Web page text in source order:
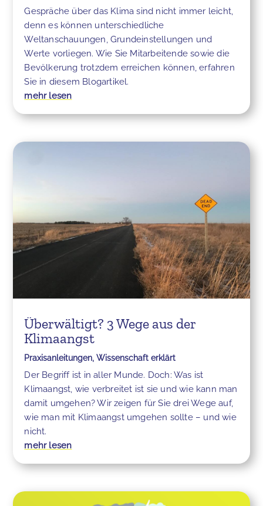
Gespräche über das Klima sind nicht immer leicht,
denn es können unterschiedliche
Weltanschauungen, Grundeinstellungen und
Werte vorliegen. Wie Sie Mitarbeitende sowie die
Bevölkerung trotzdem erreichen können, erfahren
Sie in diesem Blogartikel.
mehr lesen
Überwältigt? 3 Wege aus der
Klimaangst
Praxisanleitungen,Wissenschaft erklärt
Der Begriff ist in aller Munde. Doch: Was ist
Klimaangst, wie verbreitet ist sie und wie kann man
damit umgehen? Wir zeigen für Sie drei Wege auf,
wie man mit Klimaangst umgehen sollte – und wie
nicht.
mehr lesen